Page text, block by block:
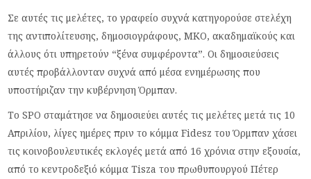
Σε αυτές τις μελέτες, το γραφείο συχνά κατηγορούσε στελέχη
της αντιπολίτευσης, δημοσιογράφους, ΜΚΟ, ακαδημαϊκούς και
άλλους ότι υπηρετούν “ξένα συμφέροντα”. Οι δημοσιεύσεις
αυτές προβάλλονταν συχνά από μέσα ενημέρωσης που
υποστήριζαν την κυβέρνηση Όρμπαν.
Το SPO σταμάτησε να δημοσιεύει αυτές τις μελέτες μετά τις 10
Απριλίου, λίγες ημέρες πριν το κόμμα Fidesz του Όρμπαν χάσει
τις κοινοβουλευτικές εκλογές μετά από 16 χρόνια στην εξουσία,
από το κεντροδεξιό κόμμα Tisza του πρωθυπουργού Πέτερ